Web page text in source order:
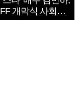
개막식 사회자